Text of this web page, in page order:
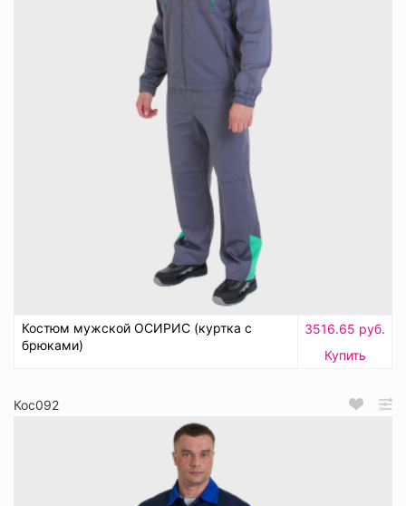
Костюм мужской ОСИРИС (куртка с
брюками)
3516.65 руб.
Купить
Кос092